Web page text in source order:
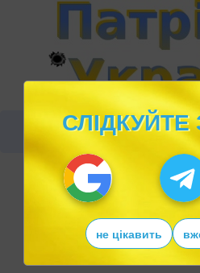
не цікавить